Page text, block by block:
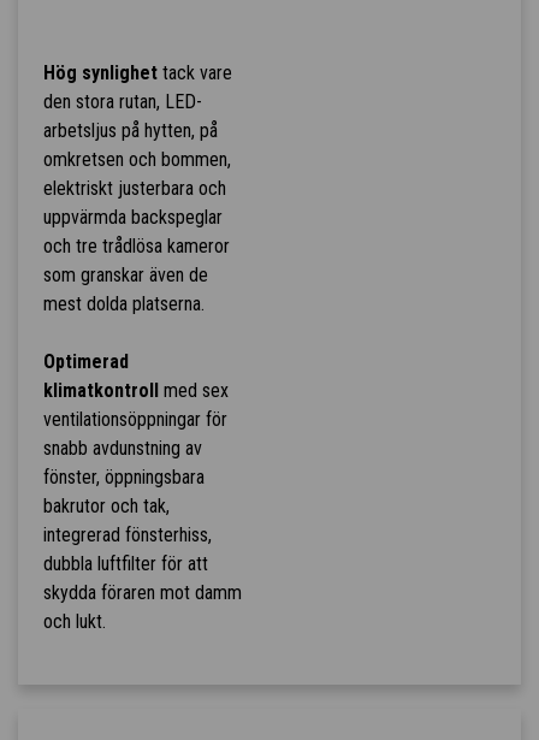
Hög synlighettack vare
den stora rutan, LED-
arbetsljus på hytten, på
omkretsen och bommen,
elektriskt justerbara och
uppvärmda backspeglar
och tre trådlösa kameror
som granskar även de
mest dolda platserna.
Optimerad
klimatkontroll
med sex
ventilationsöppningar för
snabb avdunstning av
fönster, öppningsbara
bakrutor och tak,
integrerad fönsterhiss,
dubbla luftfilter för att
skydda föraren mot damm
och lukt.